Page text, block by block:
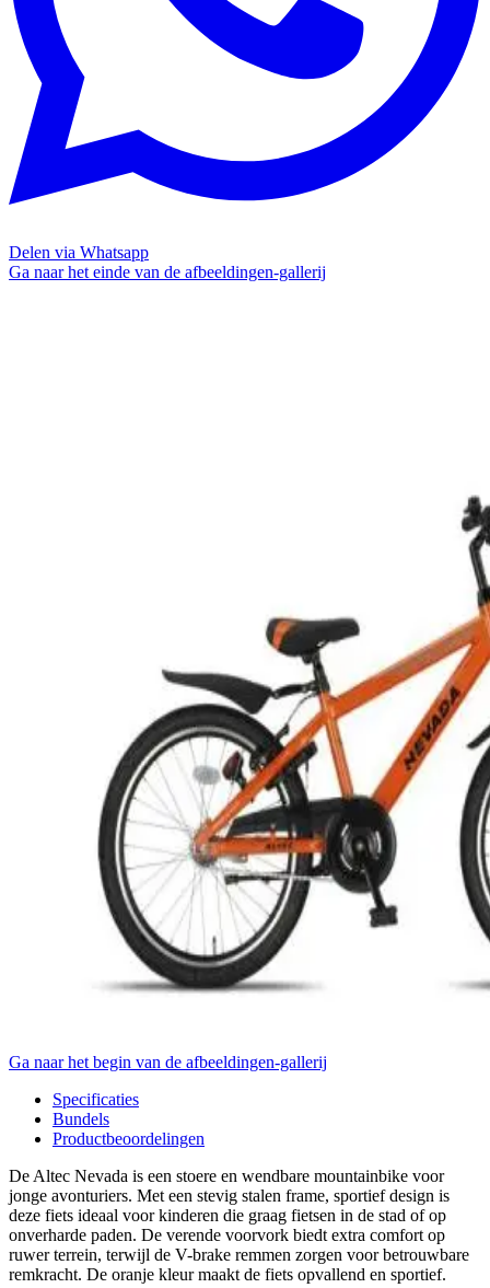
Delen via Whatsapp
Ga naar het einde van de afbeeldingen-gallerij
Ga naar het begin van de afbeeldingen-gallerij
Specificaties
Bundels
Productbeoordelingen
De Altec Nevada is een stoere en wendbare mountainbike voor
jonge avonturiers. Met een stevig stalen frame, sportief design is
deze fiets ideaal voor kinderen die graag fietsen in de stad of op
onverharde paden. De verende voorvork biedt extra comfort op
ruwer terrein, terwijl de V-brake remmen zorgen voor betrouwbare
remkracht. De oranje kleur maakt de fiets opvallend en sportief.